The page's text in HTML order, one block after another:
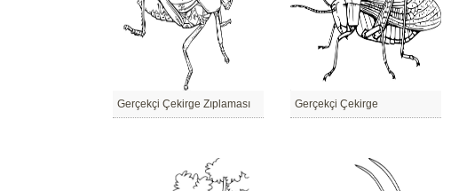
Gerçekçi Çekirge Zıplaması Gerçekçi Çekirge